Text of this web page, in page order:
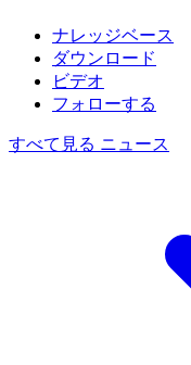
ナレッジベース
ダウンロード
ビデオ
フォローする
すべて見る ニュース